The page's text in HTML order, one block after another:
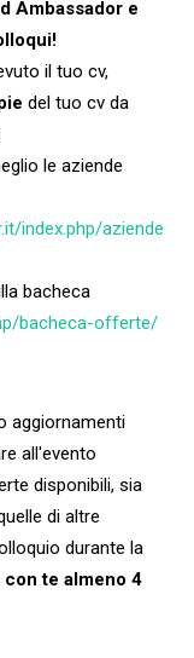
Ambassador e
il tuo cv,
del tuo cv da
le aziende
index.php/aziende
bacheca
bacheca-offerte/
aggiornamenti
all'evento
disponibili, sia
di altre
durante la
te almeno 4